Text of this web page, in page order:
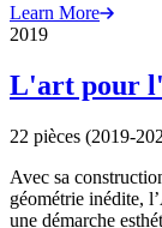
Learn More
2019
L'art pour
22 pièces (2019-
Avec sa
géométrie inédite,
une démarche